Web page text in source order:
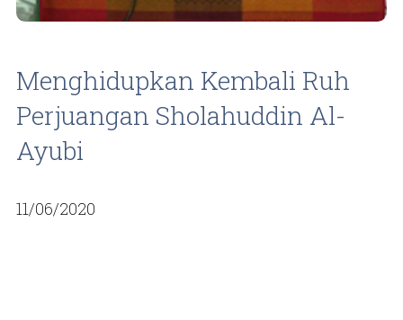
Menghidupkan Kembali Ruh
Perjuangan Sholahuddin Al-
Ayubi
11/06/2020